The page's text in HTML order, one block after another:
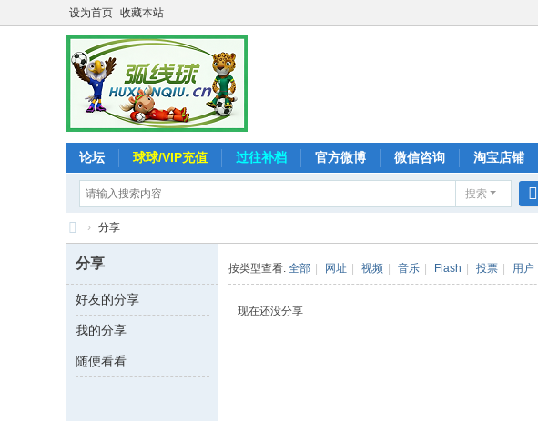
设为首页 收藏本站
论坛 球球/VIP充值 过往补档 官方微博 微信咨询 淘宝店铺
搜索
索
弧
线
球
追
› 分享
分享
好友的分享
我的分享
随便看看
按类型查看: 全部 网址 视频 音乐 Flash 投票 用户
现在还没分享